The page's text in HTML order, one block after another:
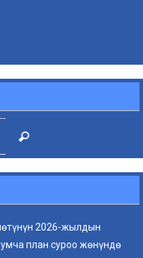
Search
2026-жылдын
план суроо жөнүндө